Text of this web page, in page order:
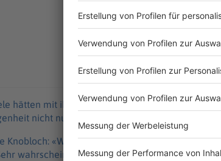
hätten mit ihrem Vorgehen eine Gelegenheit
nicht nur verpasst, sondern «auch für die
Knobloch: «Wäre Friedmans Vortrag für die
wahrscheinlich. Das aber war doch Sinn und